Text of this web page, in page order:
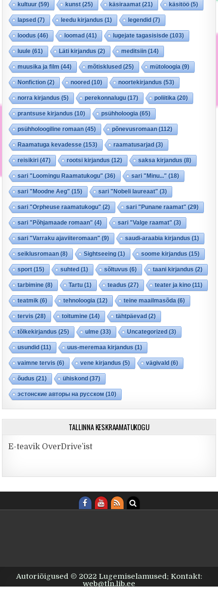
kultuur(59) kunst(25) käsiraamat(21) käsitöö (5)
lapsed (7) leedu kirjandus (1) legendid (7)
loodus (46) loomad (41) lugejate tagasisisde (103)
luule (61) Läti kirjandus (2) meditsiin (14)
muusika ja film (44) mõtisklused (25) mütoloogia (9)
Nonfiction (2) noored (10) noortekirjandus (53)
norra kirjandus (5) perekonnalugu (17) poliitika (20)
prantsuse kirjandus (10) psühholoogia (65)
psühholoogiline romaan (45) põnevusromaan (112)
Raamatuga kevadesse (153) raamatusarjad (3)
reisikiri (47) rootsi kirjandus (12) saksa kirjandus (8)
sari "Loomingu Raamatukogu" (36) sari "Minu..." (18)
sari "Moodne Aeg" (15) sari "Nobeli laureaat" (3)
sari "Orpheuse raamatukogu" (2) sari "Punane raamat" (29)
sari "Põhjamaade romaan" (4) sari "Valge raamat" (3)
sari "Varraku ajaviiteromaan" (9) saudi-araabia kirjandus (1)
seiklusromaan (8) Sightseeing (1) soome kirjandus (15)
sport(15) suhted (1) sõltuvus (6) taani kirjandus (2)
tarbimine (8) Tartu (1) teadus (27) teater ja kino (11)
teatmik (6) tehnoloogia (12) teine maailmasõda (6)
tervis (28) toitumine (14) tähtpäevad (2)
tõlkekirjandus (25) ulme (33) Uncategorized (3)
usundid (11) uus-meremaa kirjandus (1)
vaimne tervis (6) vene kirjandus (5) vägivald (6)
õudus (21) ühiskond (37)
эстонские авторы на русском (10)
TALLINNA KESKRAAMATUKOGU
E-teavik OverDrive’ist
Autoriõigused © 2022 Lugemiselamused; Kontakt:
web@tln.lib.ee